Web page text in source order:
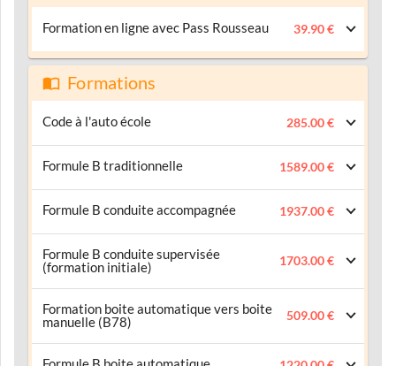
Formation en ligne avec Pass Rousseau 39.90 €
Formations
Code à l'auto école 285.00 €
Formule B traditionnelle 1589.00 €
Formule B conduite accompagnée 1937.00 €
Formule B conduite supervisée
(formation initiale)
1703.00 €
Formation boite automatique vers boite
manuelle (B78)
509.00 €